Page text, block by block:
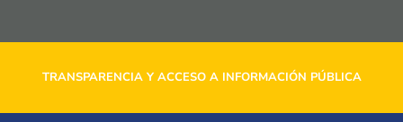
TRANSPARENCIA Y ACCESO A INFORMACIÓN PÚBLICA